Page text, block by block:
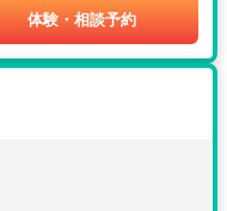
体験・相談予約